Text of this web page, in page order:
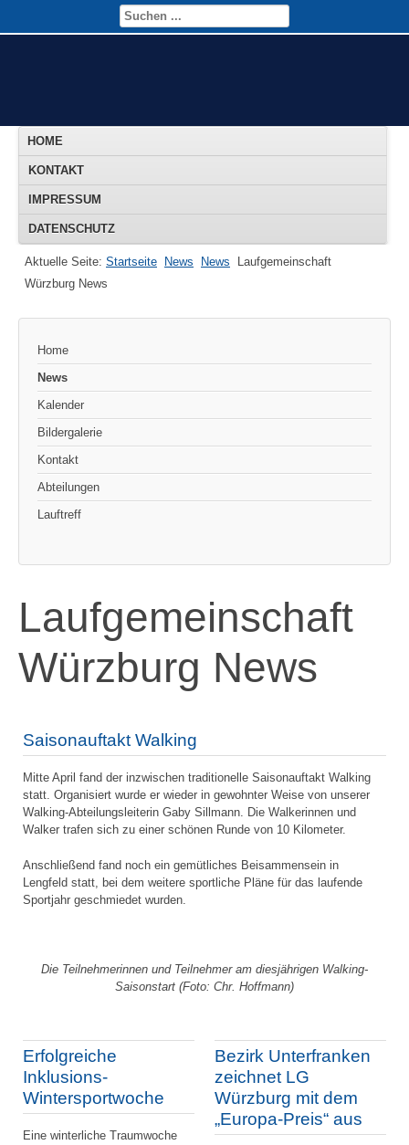
HOME
KONTAKT
IMPRESSUM
DATENSCHUTZ
Aktuelle Seite: Startseite News News
Laufgemeinschaft
Würzburg News
Home
News
Kalender
Bildergalerie
Kontakt
Abteilungen
Lauftreff
Laufgemeinschaft
Würzburg News
Saisonauftakt Walking
Mitte April fand der inzwischen traditionelle Saisonauftakt Walking
statt. Organisiert wurde er wieder in gewohnter Weise von unserer
Walking-Abteilungsleiterin Gaby Sillmann. Die Walkerinnen und
Walker trafen sich zu einer schönen Runde von 10 Kilometer.
Anschließend fand noch ein gemütliches Beisammensein in
Lengfeld statt, bei dem weitere sportliche Pläne für das laufende
Sportjahr geschmiedet wurden.
Die Teilnehmerinnen und Teilnehmer am diesjährigen Walking-
Saisonstart (Foto: Chr. Hoffmann)
Erfolgreiche
Inklusions-
Wintersportwoche
Eine winterliche Traumwoche
Bezirk Unterfranken
zeichnet LG
Würzburg mit dem
„Europa-Preis“ aus